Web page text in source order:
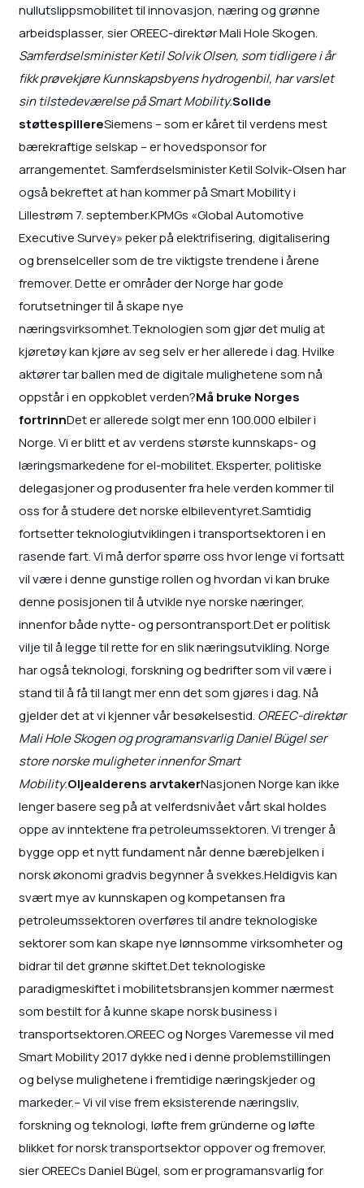
nullutslippsmobilitet til innovasjon, næring og grønne
arbeidsplasser, sier OREEC-direktør Mali Hole Skogen.
Samferdselsminister Ketil Solvik Olsen, som tidligere i år
fikk prøvekjøre Kunnskapsbyens hydrogenbil, har varslet
sin tilstedeværelse på Smart Mobility.Solide
støttespillereSiemens – som er kåret til verdens mest
bærekraftige selskap – er hovedsponsor for
arrangementet. Samferdselsminister Ketil Solvik-Olsen har
også bekreftet at han kommer på Smart Mobility i
Lillestrøm 7. september.KPMGs «Global Automotive
Executive Survey» peker på elektrifisering, digitalisering
og brenselceller som de tre viktigste trendene i årene
fremover. Dette er områder der Norge har gode
forutsetninger til å skape nye
næringsvirksomhet.Teknologien som gjør det mulig at
kjøretøy kan kjøre av seg selv er her allerede i dag. Hvilke
aktører tar ballen med de digitale mulighetene som nå
oppstår i en oppkoblet verden?Må bruke Norges
fortrinnDet er allerede solgt mer enn 100.000 elbiler i
Norge. Vi er blitt et av verdens største kunnskaps- og
læringsmarkedene for el-mobilitet. Eksperter, politiske
delegasjoner og produsenter fra hele verden kommer til
oss for å studere det norske elbileventyret.Samtidig
fortsetter teknologiutviklingen i transportsektoren i en
rasende fart. Vi må derfor spørre oss hvor lenge vi fortsatt
vil være i denne gunstige rollen og hvordan vi kan bruke
denne posisjonen til å utvikle nye norske næringer,
innenfor både nytte- og persontransport.Det er politisk
vilje til å legge til rette for en slik næringsutvikling. Norge
har også teknologi, forskning og bedrifter som vil være i
stand til å få til langt mer enn det som gjøres i dag. Nå
gjelder det at vi kjenner vår besøkelsestid. OREEC-direktør
Mali Hole Skogen og programansvarlig Daniel Bügel ser
store norske muligheter innenfor Smart
Mobility.Oljealderens arvtakerNasjonen Norge kan ikke
lenger basere seg på at velferdsnivået vårt skal holdes
oppe av inntektene fra petroleumssektoren. Vi trenger å
bygge opp et nytt fundament når denne bærebjelken i
norsk økonomi gradvis begynner å svekkes.Heldigvis kan
svært mye av kunnskapen og kompetansen fra
petroleumssektoren overføres til andre teknologiske
sektorer som kan skape nye lønnsomme virksomheter og
bidrar til det grønne skiftet.Det teknologiske
paradigmeskiftet i mobilitetsbransjen kommer nærmest
som bestilt for å kunne skape norsk business i
transportsektoren.OREEC og Norges Varemesse vil med
Smart Mobility 2017 dykke ned i denne problemstillingen
og belyse mulighetene i fremtidige næringskjeder og
markeder.– Vi vil vise frem eksisterende næringsliv,
forskning og teknologi, løfte frem gründerne og løfte
blikket for norsk transportsektor oppover og fremover,
sier OREECs Daniel Bügel, som er programansvarlig for